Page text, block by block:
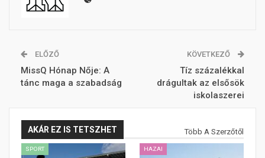
ELŐZŐ
MissQ Hónap Nője: A
tánc maga a szabadság
KÖVETKEZŐ
Tíz százalékkal
drágultak az elsősök
iskolaszerei
AKÁR EZ IS TETSZHET Több A Szerzőtől
SPORT HAZAI